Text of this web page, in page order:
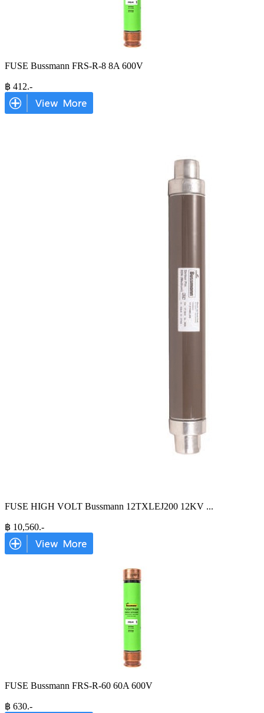
FUSE Bussmann FRS-R-8 8A 600V
฿ 412.-
FUSE HIGH VOLT Bussmann 12TXLEJ200 12KV ...
฿ 10,560.-
FUSE Bussmann FRS-R-60 60A 600V
฿ 630.-